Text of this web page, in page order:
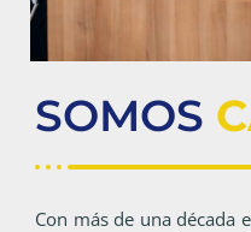
SOMOS
Con más de una década